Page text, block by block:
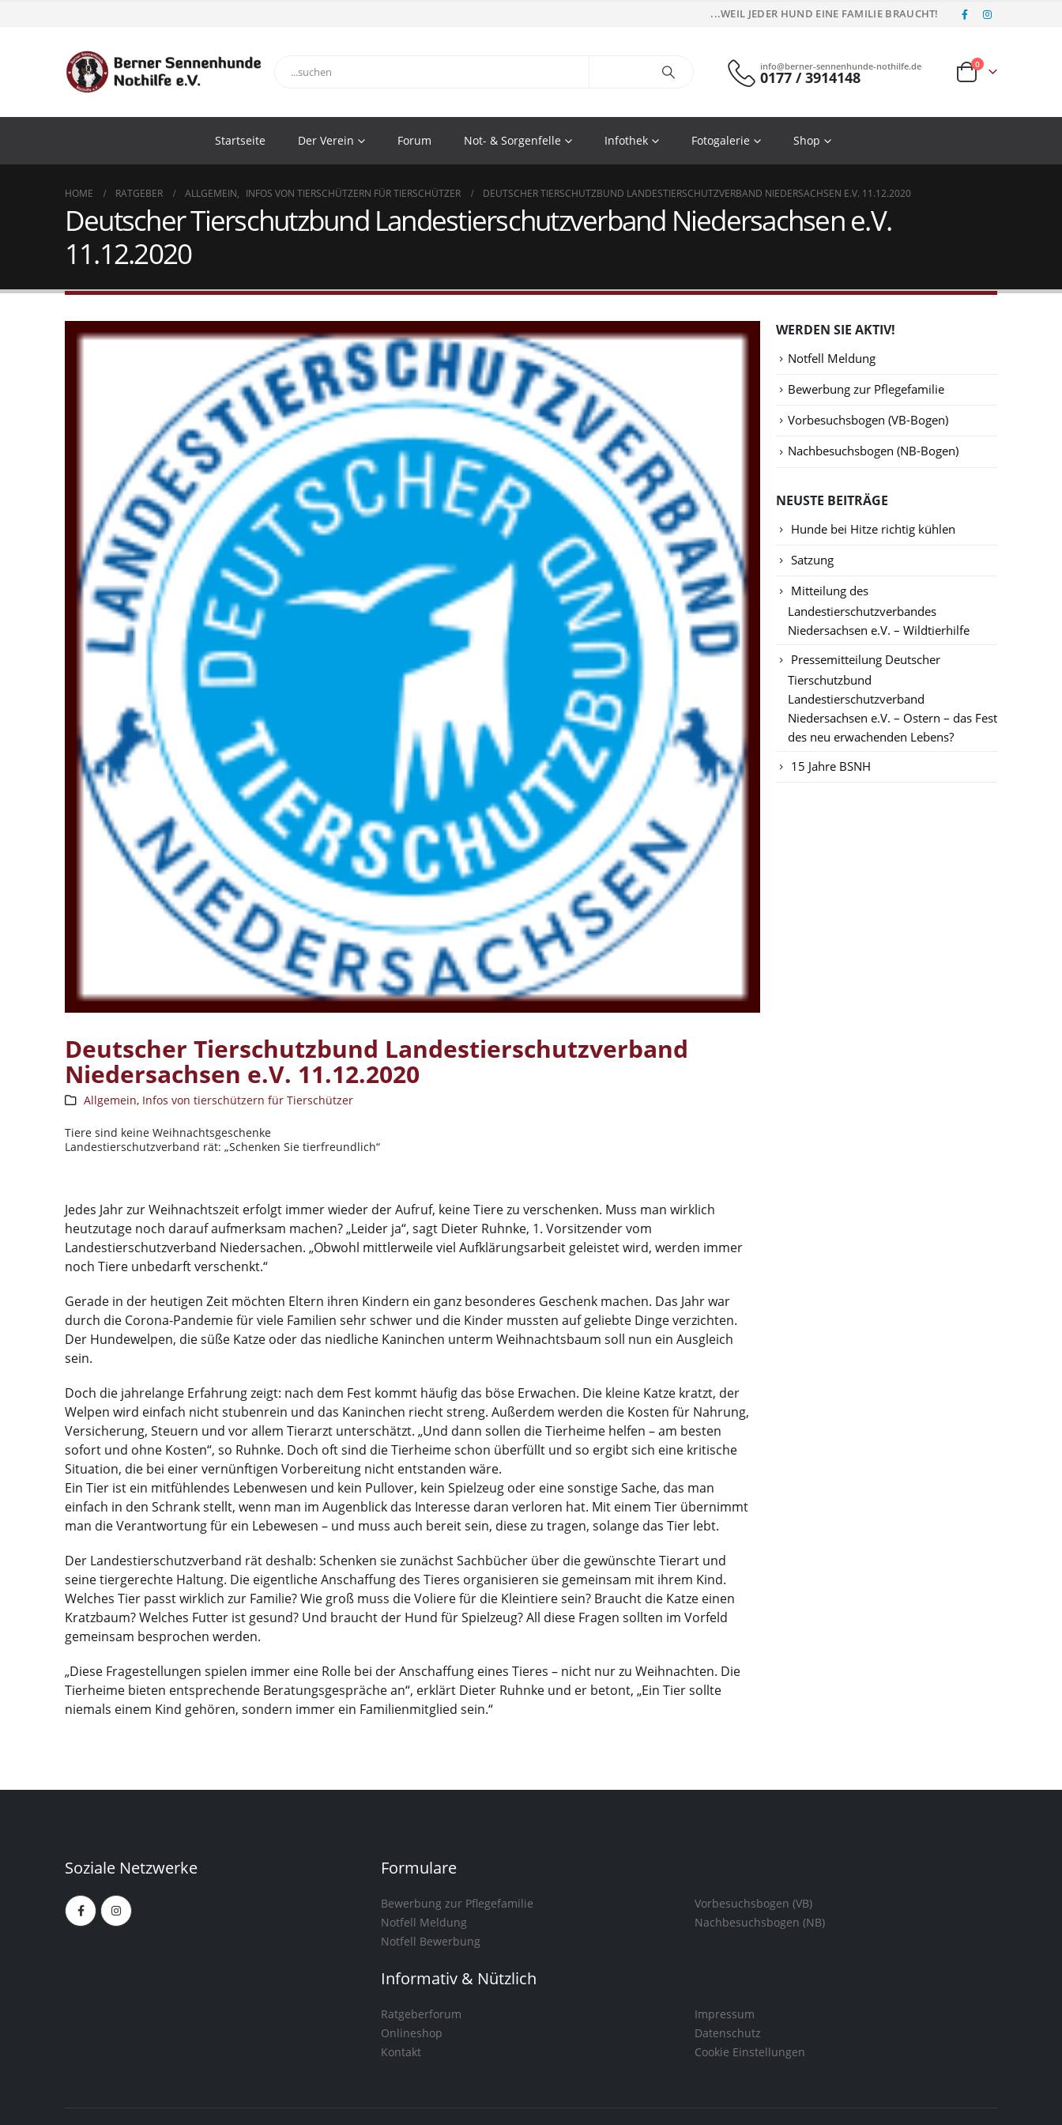
...WEIL JEDER HUND EINE FAMILIE BRAUCHT!
info@berner-sennenhunde-nothilfe.de
0177 / 3914148
0
Startseite Der Verein Forum Not- & Sorgenfelle Infothek Fotogalerie Shop
HOME RATGEBER ALLGEMEIN, INFOS VON TIERSCHÜTZERN FÜR TIERSCHÜTZER DEUTSCHER TIERSCHUTZBUND LANDESTIERSCHUTZVERBAND NIEDERSACHSEN E.V. 11.12.2020
Deutscher Tierschutzbund Landestierschutzverband Niedersachsen e.V.
11.12.2020
Deutscher Tierschutzbund Landestierschutzverband
Niedersachsen e.V. 11.12.2020
Allgemein, Infos von tierschützern für Tierschützer
Tiere sind keine Weihnachtsgeschenke
Landestierschutzverband rät: „Schenken Sie tierfreundlich“
Jedes Jahr zur Weihnachtszeit erfolgt immer wieder der Aufruf, keine Tiere zu verschenken. Muss man wirklich
heutzutage noch darauf aufmerksam machen? „Leider ja“, sagt Dieter Ruhnke, 1. Vorsitzender vom
Landestierschutzverband Niedersachen. „Obwohl mittlerweile viel Aufklärungsarbeit geleistet wird, werden immer
noch Tiere unbedarft verschenkt.“
Gerade in der heutigen Zeit möchten Eltern ihren Kindern ein ganz besonderes Geschenk machen. Das Jahr war
durch die Corona-Pandemie für viele Familien sehr schwer und die Kinder mussten auf geliebte Dinge verzichten.
Der Hundewelpen, die süße Katze oder das niedliche Kaninchen unterm Weihnachtsbaum soll nun ein Ausgleich
sein.
Doch die jahrelange Erfahrung zeigt: nach dem Fest kommt häufig das böse Erwachen. Die kleine Katze kratzt, der
Welpen wird einfach nicht stubenrein und das Kaninchen riecht streng. Außerdem werden die Kosten für Nahrung,
Versicherung, Steuern und vor allem Tierarzt unterschätzt. „Und dann sollen die Tierheime helfen – am besten
sofort und ohne Kosten“, so Ruhnke. Doch oft sind die Tierheime schon überfüllt und so ergibt sich eine kritische
Situation, die bei einer vernünftigen Vorbereitung nicht entstanden wäre.
Ein Tier ist ein mitfühlendes Lebenwesen und kein Pullover, kein Spielzeug oder eine sonstige Sache, das man
einfach in den Schrank stellt, wenn man im Augenblick das Interesse daran verloren hat. Mit einem Tier übernimmt
man die Verantwortung für ein Lebewesen – und muss auch bereit sein, diese zu tragen, solange das Tier lebt.
Der Landestierschutzverband rät deshalb: Schenken sie zunächst Sachbücher über die gewünschte Tierart und
seine tiergerechte Haltung. Die eigentliche Anschaffung des Tieres organisieren sie gemeinsam mit ihrem Kind.
Welches Tier passt wirklich zur Familie? Wie groß muss die Voliere für die Kleintiere sein? Braucht die Katze einen
Kratzbaum? Welches Futter ist gesund? Und braucht der Hund für Spielzeug? All diese Fragen sollten im Vorfeld
gemeinsam besprochen werden.
„Diese Fragestellungen spielen immer eine Rolle bei der Anschaffung eines Tieres – nicht nur zu Weihnachten. Die
Tierheime bieten entsprechende Beratungsgespräche an“, erklärt Dieter Ruhnke und er betont, „Ein Tier sollte
niemals einem Kind gehören, sondern immer ein Familienmitglied sein.“
WERDEN SIE AKTIV!
Notfell Meldung
Bewerbung zur Pflegefamilie
Vorbesuchsbogen (VB-Bogen)
Nachbesuchsbogen (NB-Bogen)
NEUSTE BEITRÄGE
Hunde bei Hitze richtig kühlen
Satzung
Mitteilung des
Landestierschutzverbandes
Niedersachsen e.V. – Wildtierhilfe
Pressemitteilung Deutscher
Tierschutzbund
Landestierschutzverband
Niedersachsen e.V. – Ostern – das Fest
des neu erwachenden Lebens?
15 Jahre BSNH
Soziale Netzwerke Formulare
Bewerbung zur Pflegefamilie
Notfell Meldung
Notfell Bewerbung
Vorbesuchsbogen (VB)
Nachbesuchsbogen (NB)
Informativ & Nützlich
Ratgeberforum
Onlineshop
Kontakt
Impressum
Datenschutz
Cookie Einstellungen